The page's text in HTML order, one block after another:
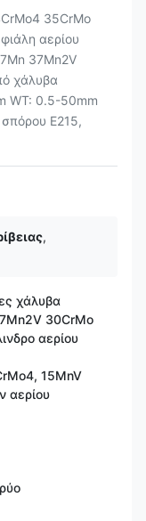
35CrMo
αερίου
37Mn2V
χάλυβα
WT: 0.5-50mm
Ε215,
,
χάλυβα
30CrMo
αερίου
15MnV
αερίου